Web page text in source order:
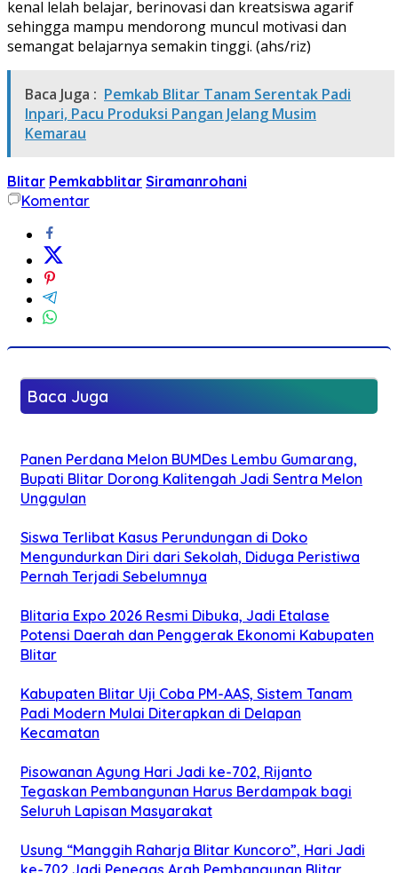
kenal lelah belajar, berinovasi dan kreatsiswa agarif
sehingga mampu mendorong muncul motivasi dan
semangat belajarnya semakin tinggi. (ahs/riz)
Baca Juga : Pemkab Blitar Tanam Serentak Padi
Inpari, Pacu Produksi Pangan Jelang Musim
Kemarau
Blitar Pemkabblitar Siramanrohani
Komentar
Baca Juga
Panen Perdana Melon BUMDes Lembu Gumarang,
Bupati Blitar Dorong Kalitengah Jadi Sentra Melon
Unggulan
Siswa Terlibat Kasus Perundungan di Doko
Mengundurkan Diri dari Sekolah, Diduga Peristiwa
Pernah Terjadi Sebelumnya
Blitaria Expo 2026 Resmi Dibuka, Jadi Etalase
Potensi Daerah dan Penggerak Ekonomi Kabupaten
Blitar
Kabupaten Blitar Uji Coba PM-AAS, Sistem Tanam
Padi Modern Mulai Diterapkan di Delapan
Kecamatan
Pisowanan Agung Hari Jadi ke-702, Rijanto
Tegaskan Pembangunan Harus Berdampak bagi
Seluruh Lapisan Masyarakat
Usung “Manggih Raharja Blitar Kuncoro”, Hari Jadi
ke-702 Jadi Penegas Arah Pembangunan Blitar